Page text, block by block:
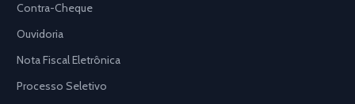
Contra-Cheque
Ouvidoria
Nota Fiscal Eletrônica
Processo Seletivo